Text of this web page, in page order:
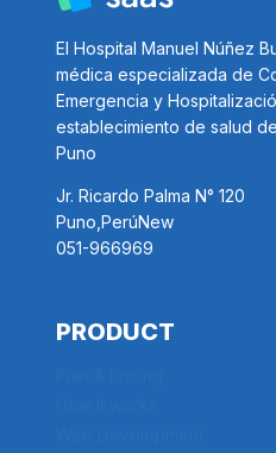
HOW
WRITE
El Hospital Manuel Núñez
médica especializada de
Emergencia y
establecimiento de salud
Puno
Jr. Ricardo Palma N° 120
Puno,PerúNew
051-966969
PRODUCT